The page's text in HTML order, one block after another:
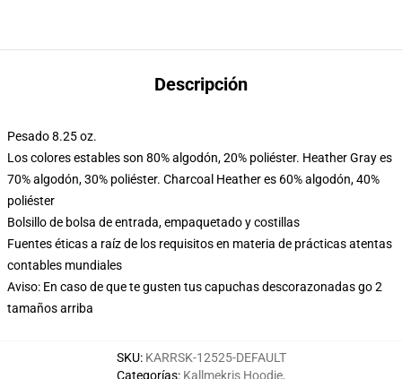
Descripción
Pesado 8.25 oz.
Los colores estables son 80% algodón, 20% poliéster. Heather Gray es
70% algodón, 30% poliéster. Charcoal Heather es 60% algodón, 40%
poliéster
Bolsillo de bolsa de entrada, empaquetado y costillas
Fuentes éticas a raíz de los requisitos en materia de prácticas atentas
contables mundiales
Aviso: En caso de que te gusten tus capuchas descorazonadas go 2
tamaños arriba
SKU: KARRSK-12525-DEFAULT
Categorías: Kallmekris Hoodie,